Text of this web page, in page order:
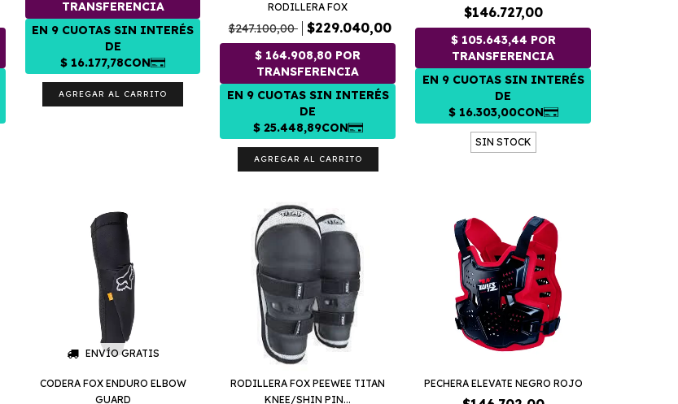
AGREGAR AL CARRITO
RODILLERA FOX
$247.100,00 $229.040,00
AGREGAR AL CARRITO
$146.727,00
SIN STOCK
ENVÍO GRATIS
CODERA FOX ENDURO ELBOW
GUARD
RODILLERA FOX PEEWEE TITAN
KNEE/SHIN PIN...
PECHERA ELEVATE NEGRO ROJO